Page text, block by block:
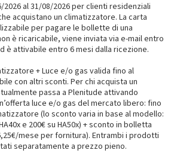
2026 al 31/08/2026 per clienti residenziali
acquistano un climatizzatore. La carta
per pagare le bollette di una
è ricaricabile, viene inviata via e-mail entro
è attivabile entro 6 mesi dalla ricezione.
+ Luce e/o gas valida fino al
con altri sconti. Per chi acquista un
passa a Plenitude attivando
luce e/o gas del mercato libero: fino
(lo sconto varia in base al modello:
e 200€ su HA50x) + sconto in bolletta
mese per fornitura). Entrambi i prodotti
separatamente a prezzo pieno.